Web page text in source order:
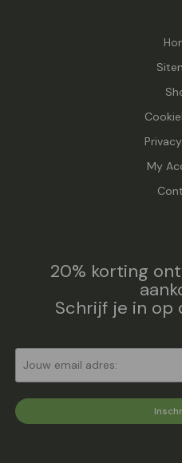
My
20% korting
Schrijf je in op